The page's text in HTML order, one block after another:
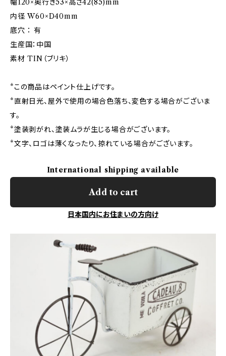
幅120×奥行き53×高さ42(85)mm
内径 W60×D40mm
底穴 ： 有
生産国：中国
素材 TIN（ブリキ）
*この商品はペイント仕上げです。
*直射日光、屋外で使用の場合色落ち、変色する場合がございま
す。
*塗装剥がれ、塗装ムラが生じる場合がございます。
*文字、ロゴは薄くなったり、掠れている場合がございます。
International shipping available
Add to cart
日本国内にお住まいの方向け